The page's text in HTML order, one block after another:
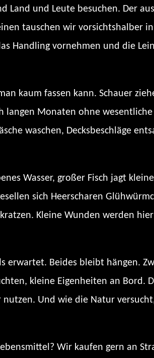
Land und Leute besuchen. Der
tauschen wir vorsichtshalber
Handling vornehmen und die
kaum fassen kann. Schauer
langen Monaten ohne wesentliche
waschen, Decksbeschläge
Wasser, großer Fisch jagt
sich Heerscharen
Kleine Wunden werden
erwartet. Beides bleibt hängen.
kleine Eigenheiten an Bord.
Und wie die Natur
Wir kaufen gern an